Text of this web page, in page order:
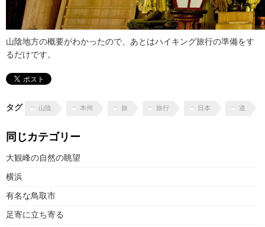
山陰地方の概要がわかったので、あとはハイキング旅行の準備をす
るだけです。
タグ 山陰 本州 旅 旅行 日本 道
同じカテゴリー
大観峰の自然の眺望
横浜
有名な鳥取市
足寄に立ち寄る